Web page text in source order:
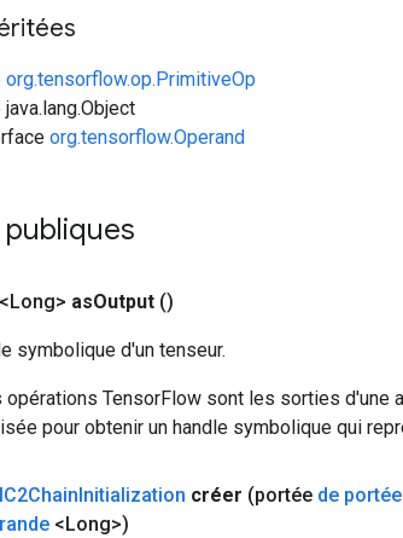
org.tensorflow.op.PrimitiveOp
org.tensorflow.Operand
asOutput ()
symbolique d'un tenseur.
TensorFlow sont les sorties d'une
pour obtenir un handle symbolique qui
Initialization créer (portée de portée
<Long>)